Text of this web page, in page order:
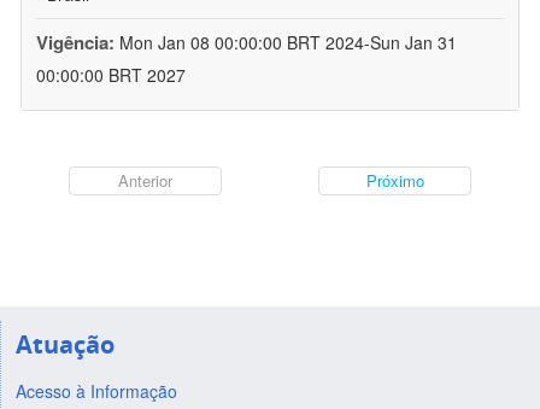
Vigência: Mon Jan 08 00:00:00 BRT 2024-Sun Jan 31
00:00:00 BRT 2027
Anterior Próximo
Atuação
Acesso à Informação